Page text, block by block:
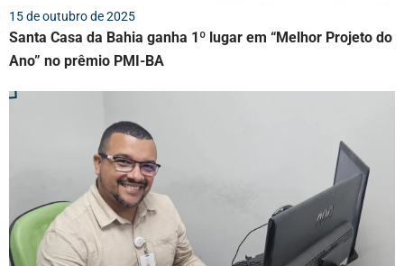
15 de outubro de 2025
Santa Casa da Bahia ganha 1º lugar em “Melhor Projeto do
Ano” no prêmio PMI-BA